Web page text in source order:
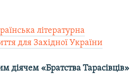
літературна
для Західної України
діячем «Братства Тарасівців»